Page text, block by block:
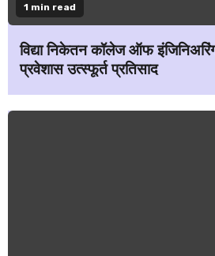
1 min read
विद्या निकेतन कॉलेज ऑफ
प्रवेशास उत्स्फूर्त प्रतिसाद